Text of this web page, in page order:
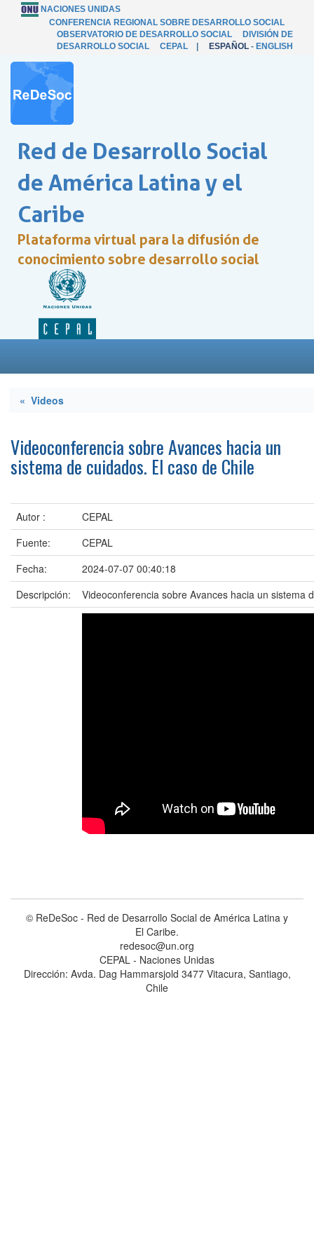
NACIONES UNIDAS
CONFERENCIA REGIONAL SOBRE DESARROLLO SOCIAL
OBSERVATORIO DE DESARROLLO SOCIAL
DIVISIÓN DE
DESARROLLO SOCIAL
CEPAL ESPAÑOL - ENGLISH
Red de Desarrollo Social
de América Latina y el
Caribe
Plataforma virtual para la difusión de
conocimiento sobre desarrollo social
« Videos
Videoconferencia sobre Avances hacia un
sistema de cuidados. El caso de Chile
Autor :
CEPAL
Fuente:
CEPAL
Fecha:
2024-07-07 00:40:18
Descripción:
Videoconferencia sobre Avances hacia un sistema
© ReDeSoc - Red de Desarrollo Social de América Latina y
El Caribe.
redesoc@un.org
CEPAL - Naciones Unidas
Dirección: Avda. Dag Hammarsjold 3477 Vitacura, Santiago,
Chile